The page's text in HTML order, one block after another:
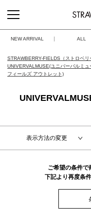
NEW ARRIVAL ALL
STRAWBERRY-FIELDS（ストロベ
UNIVERVALMUSE(ユニバーバルミュ
フィールズ アウトレット)
表示方法の変更
ご希望の条件で
下記より再度条